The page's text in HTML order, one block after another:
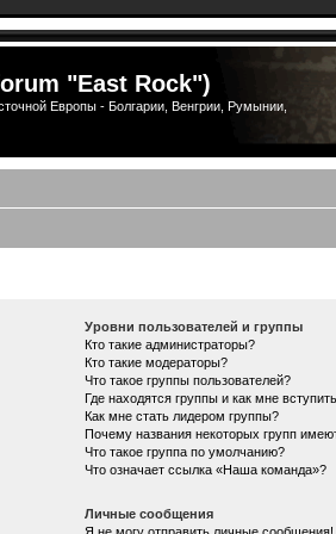
"East Rock")
Европы - Болгарии, Венгрии, Румынии,
Уровни пользователей и группы
Кто такие администраторы?
Кто такие модераторы?
Что такое группы пользователей?
Где находятся группы и как мне
Как мне стать лидером группы?
Почему названия некоторых групп
Что такое группа по умолчанию?
Что означает ссылка «Наша команда»?
Личные сообщения
Я не могу отправить личные сообщения!